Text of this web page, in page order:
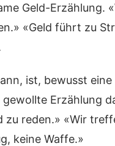
Geld-Erzählung.
«Geld führt zu
ist, bewusst
Erzählung
zu reden.» «Wir
keine Waffe.»